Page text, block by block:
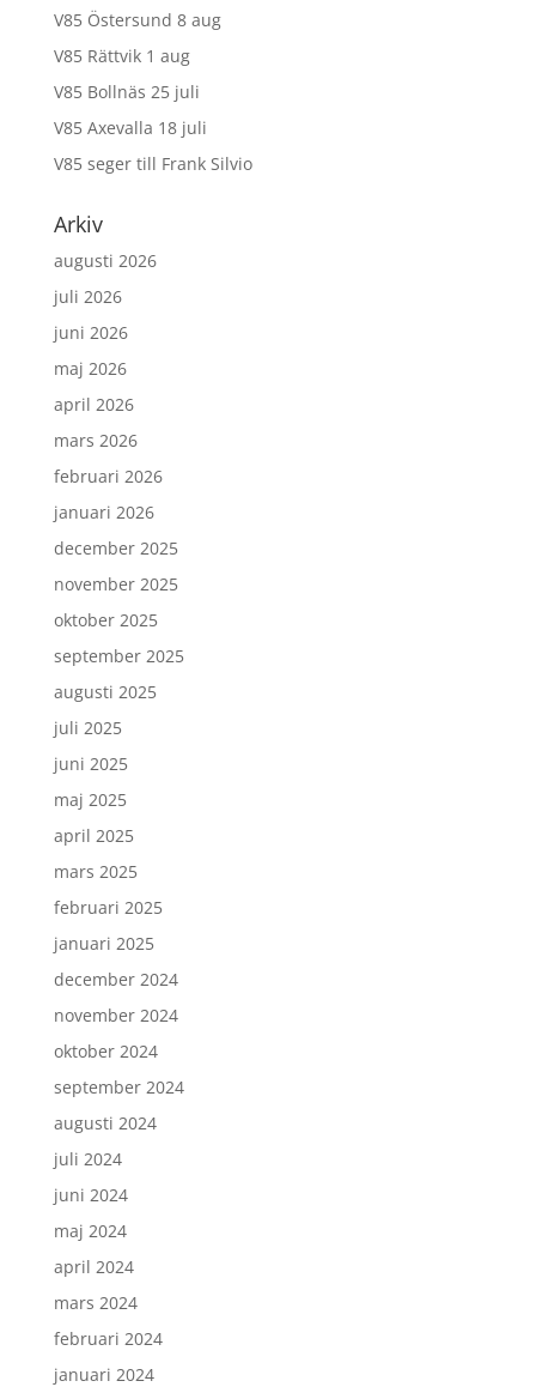
V85 Östersund 8 aug
V85 Rättvik 1 aug
V85 Bollnäs 25 juli
V85 Axevalla 18 juli
V85 seger till Frank Silvio
Arkiv
augusti 2026
juli 2026
juni 2026
maj 2026
april 2026
mars 2026
februari 2026
januari 2026
december 2025
november 2025
oktober 2025
september 2025
augusti 2025
juli 2025
juni 2025
maj 2025
april 2025
mars 2025
februari 2025
januari 2025
december 2024
november 2024
oktober 2024
september 2024
augusti 2024
juli 2024
juni 2024
maj 2024
april 2024
mars 2024
februari 2024
januari 2024